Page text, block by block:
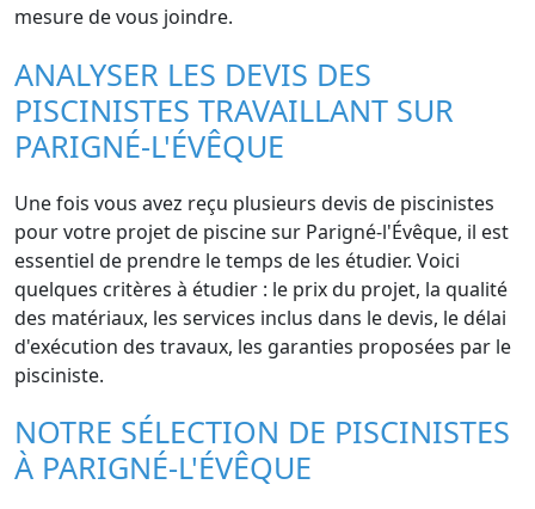
mesure de vous joindre.
ANALYSER LES DEVIS DES
PISCINISTES TRAVAILLANT SUR
PARIGNÉ-L'ÉVÊQUE
Une fois vous avez reçu plusieurs devis de piscinistes
pour votre projet de piscine sur Parigné-l'Évêque, il est
essentiel de prendre le temps de les étudier. Voici
quelques critères à étudier : le prix du projet, la qualité
des matériaux, les services inclus dans le devis, le délai
d'exécution des travaux, les garanties proposées par le
pisciniste.
NOTRE SÉLECTION DE PISCINISTES
À PARIGNÉ-L'ÉVÊQUE